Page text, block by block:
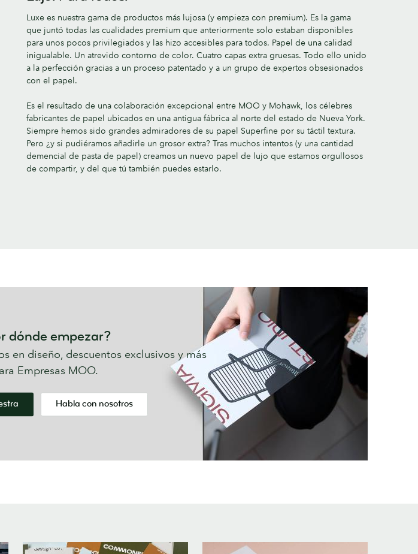
Luxe es nuestra gama de productos más lujosa (y empieza con premium). Es la gama
que juntó todas las cualidades premium que anteriormente solo estaban disponibles
para unos pocos privilegiados y las hizo accesibles para todos. Papel de una calidad
inigualable. Un atrevido contorno de color. Cuatro capas extra gruesas. Todo ello unido
a la perfección gracias a un proceso patentado y a un grupo de expertos obsesionados
con el papel.
Es el resultado de una colaboración excepcional entre MOO y Mohawk, los célebres
fabricantes de papel ubicados en una antigua fábrica al norte del estado de Nueva York.
Siempre hemos sido grandes admiradores de su papel Superfine por su táctil textura.
Pero ¿y si pudiéramos añadirle un grosor extra? Tras muchos intentos (y una cantidad
demencial de pasta de papel) creamos un nuevo papel de lujo que estamos orgullosos
de compartir, y del que tú también puedes estarlo.
dónde empezar?
en diseño, descuentos exclusivos y más
Empresas MOO.
Habla con nosotros